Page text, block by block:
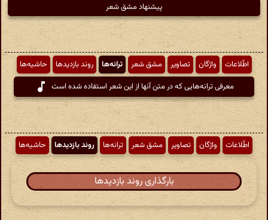
پیشنهاد مشق شعر
اطّلاعات واژگان تصاویر مشق شعر ترانه‌ها روند بازدیدها
حاشیه‌ها
معرفی ترانه‌هایی که در متن آنها از این شعر استفاده شده است
اطّلاعات واژگان تصاویر مشق شعر ترانه‌ها روند بازدیدها حاشیه‌ها
بارگذاری روند بازدیدها